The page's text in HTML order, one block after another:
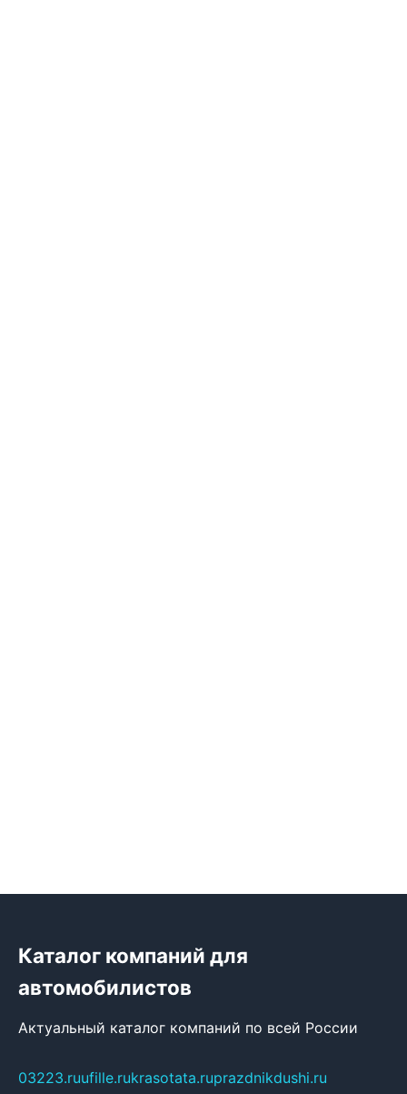
Каталог компаний для
автомобилистов
Актуальный каталог компаний по всей России
03223.ruufille.rukrasotata.ruprazdnikdushi.ru